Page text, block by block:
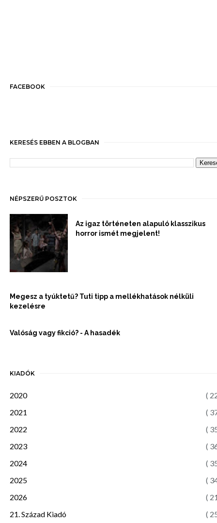
FACEBOOK
KERESÉS EBBEN A BLOGBAN
NÉPSZERŰ POSZTOK
Az igaz történeten alapuló klasszikus
horror ismét megjelent!
Megesz a tyúktetű? Tuti tipp a mellékhatások nélküli
kezelésre
Valóság vagy fikció? - A hasadék
KIADÓK
2020
(
2021
(
2022
(
2023
(
2024
(
2025
(
2026
(
21. Század Kiadó
(